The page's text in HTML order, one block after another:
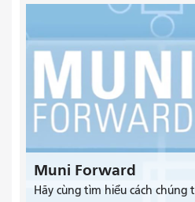
Muni Forward
Hãy cùng tìm hiểu cách chúng